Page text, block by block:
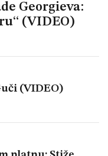
Georgieva:
(VIDEO)
(VIDEO)